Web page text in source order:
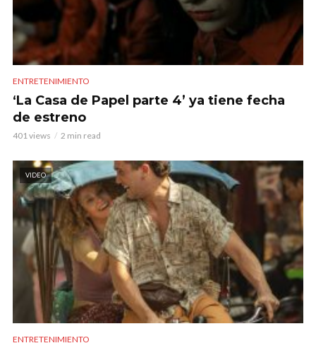
ENTRETENIMIENTO
‘La Casa de Papel parte 4’ ya tiene fecha
de estreno
401 views 2 min read
VIDEO
ENTRETENIMIENTO